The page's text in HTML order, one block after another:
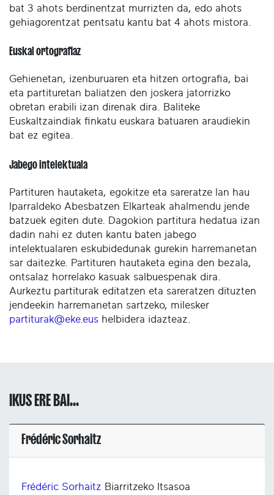
bat 3 ahots berdinentzat murrizten da, edo ahots
gehiagorentzat pentsatu kantu bat 4 ahots mistora.
Euskal ortografiaz
Gehienetan, izenburuaren eta hitzen ortografia, bai
eta partituretan baliatzen den joskera jatorrizko
obretan erabili izan direnak dira. Baliteke
Euskaltzaindiak finkatu euskara batuaren araudiekin
bat ez egitea.
Jabego intelektuala
Partituren hautaketa, egokitze eta sareratze lan hau
Iparraldeko Abesbatzen Elkarteak ahalmendu jende
batzuek egiten dute. Dagokion partitura hedatua izan
dadin nahi ez duten kantu baten jabego
intelektualaren eskubidedunak gurekin harremanetan
sar daitezke. Partituren hautaketa egina den bezala,
ontsalaz horrelako kasuak salbuespenak dira.
Aurkeztu partiturak editatzen eta sareratzen dituzten
jendeekin harremanetan sartzeko, milesker
partiturak@eke.eus helbidera idazteaz.
IKUS ERE BAI...
Frédéric Sorhaitz
Frédéric Sorhaitz Biarritzeko Itsasoa